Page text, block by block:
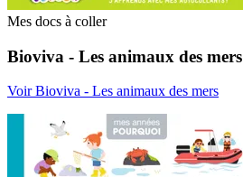
Mes docs à coller
Bioviva - Les animaux des mers
Voir Bioviva - Les animaux des mers